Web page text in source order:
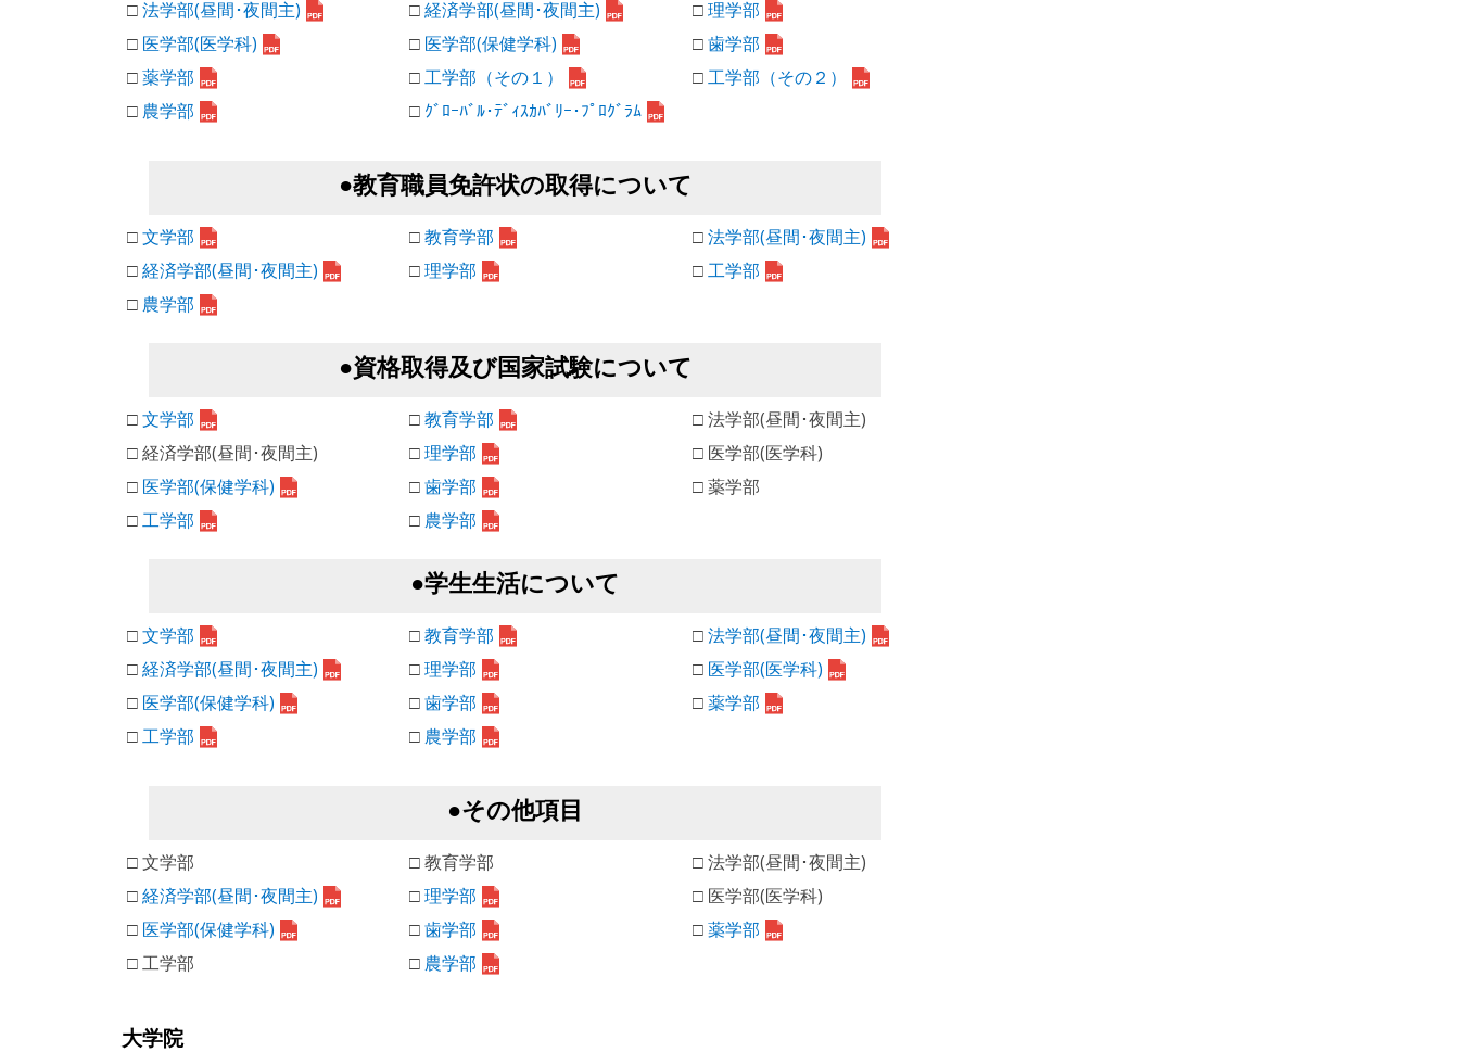
□法学部(昼間･夜間主) □経済学部(昼間･夜間主) □理学部
□ 医学部(医学科) □ 医学部(保健学科) □歯学部
□薬学部 □工学部（その１） □工学部（その２）
□ 農学部 □ ｸﾞﾛｰﾊﾞﾙ･ﾃﾞｨｽｶﾊﾞﾘｰ･ﾌﾟﾛｸﾞﾗﾑ
●教育職員免許状の取得について
□文学部 □教育学部 □法学部(昼間･夜間主)
□経済学部(昼間･夜間主) □理学部 □工学部
□ 農学部
●資格取得及び国家試験について
□文学部 □教育学部
□ 法学部(昼間･夜間主)
□ 経済学部(昼間･夜間主)
□理学部
□ 医学部(医学科)
□ 医学部(保健学科) □歯学部
□ 薬学部
□工学部 □ 農学部
●学生生活について
□文学部 □教育学部 □法学部(昼間･夜間主)
□経済学部(昼間･夜間主) □理学部 □ 医学部(医学科)
□ 医学部(保健学科) □歯学部 □薬学部
□工学部 □ 農学部
●その他項目
□ 文学部 □ 教育学部
□ 法学部(昼間･夜間主)
□経済学部(昼間･夜間主) □理学部
□ 医学部(医学科)
□ 医学部(保健学科) □歯学部 □薬学部
□ 工学部
□ 農学部
大学院